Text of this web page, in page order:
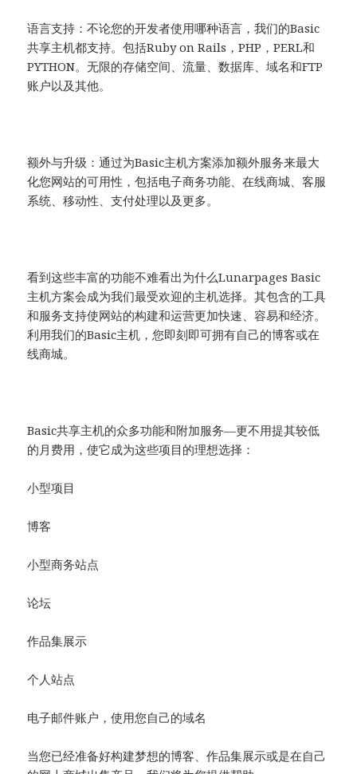
语言支持：不论您的开发者使用哪种语言，我们的Basic
共享主机都支持。包括Ruby on Rails，PHP，PERL和
PYTHON。无限的存储空间、流量、数据库、域名和FTP
账户以及其他。
额外与升级：通过为Basic主机方案添加额外服务来最大
化您网站的可用性，包括电子商务功能、在线商城、客服
系统、移动性、支付处理以及更多。
看到这些丰富的功能不难看出为什么Lunarpages Basic
主机方案会成为我们最受欢迎的主机选择。其包含的工具
和服务支持使网站的构建和运营更加快速、容易和经济。
利用我们的Basic主机，您即刻即可拥有自己的博客或在
线商城。
Basic共享主机的众多功能和附加服务—更不用提其较低
的月费用，使它成为这些项目的理想选择：
小型项目
博客
小型商务站点
论坛
作品集展示
个人站点
电子邮件账户，使用您自己的域名
当您已经准备好构建梦想的博客、作品集展示或是在自己